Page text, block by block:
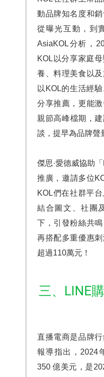
動品牌知名度和
從曝光互動，到
AsiaKOL分析，
KOL以分享家庭
養、料理美食以
以KOL的生活經
分享推薦，更能
親節高峰檔期，
談，提早為品牌聲
傑思·愛德威協助
推廣，邀請多位
KOL們在社群平
結合圖文、社團
下，引發粉絲共鳴
再搭配多重優惠
超過110萬元！
三、LINE
直播電商是品牌
報導指出，2024
350 億美元，是